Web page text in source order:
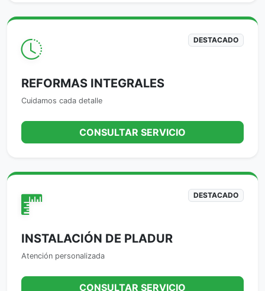
DESTACADO
REFORMAS INTEGRALES
Cuidamos cada detalle
CONSULTAR SERVICIO
DESTACADO
INSTALACIÓN DE PLADUR
Atención personalizada
CONSULTAR SERVICIO